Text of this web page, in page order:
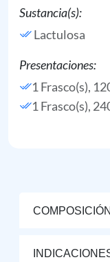
Sustancia(s):
Lactulosa
Presentaciones:
1 Frasco(s),
1 Frasco(s),
COMPOSICIÓN